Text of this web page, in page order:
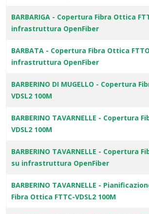
BARBARIGA - Copertura Fibra Ottica
infrastruttura OpenFiber
BARBATA - Copertura Fibra Ottica
infrastruttura OpenFiber
BARBERINO DI MUGELLO - Copertura
VDSL2 100M
BARBERINO TAVARNELLE - Copertura
VDSL2 100M
BARBERINO TAVARNELLE - Copertura
su infrastruttura OpenFiber
BARBERINO TAVARNELLE -
Fibra Ottica FTTC-VDSL2 100M